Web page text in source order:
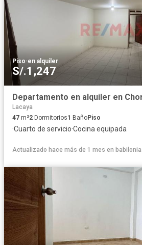
Piso·en alquiler
S/.1,247
Lacaya
47 m²2 Dormitorios1 BañoPiso
·Cuarto de servicio·Cocina equipada
Actualizado hace más de 1 mes en babilonia